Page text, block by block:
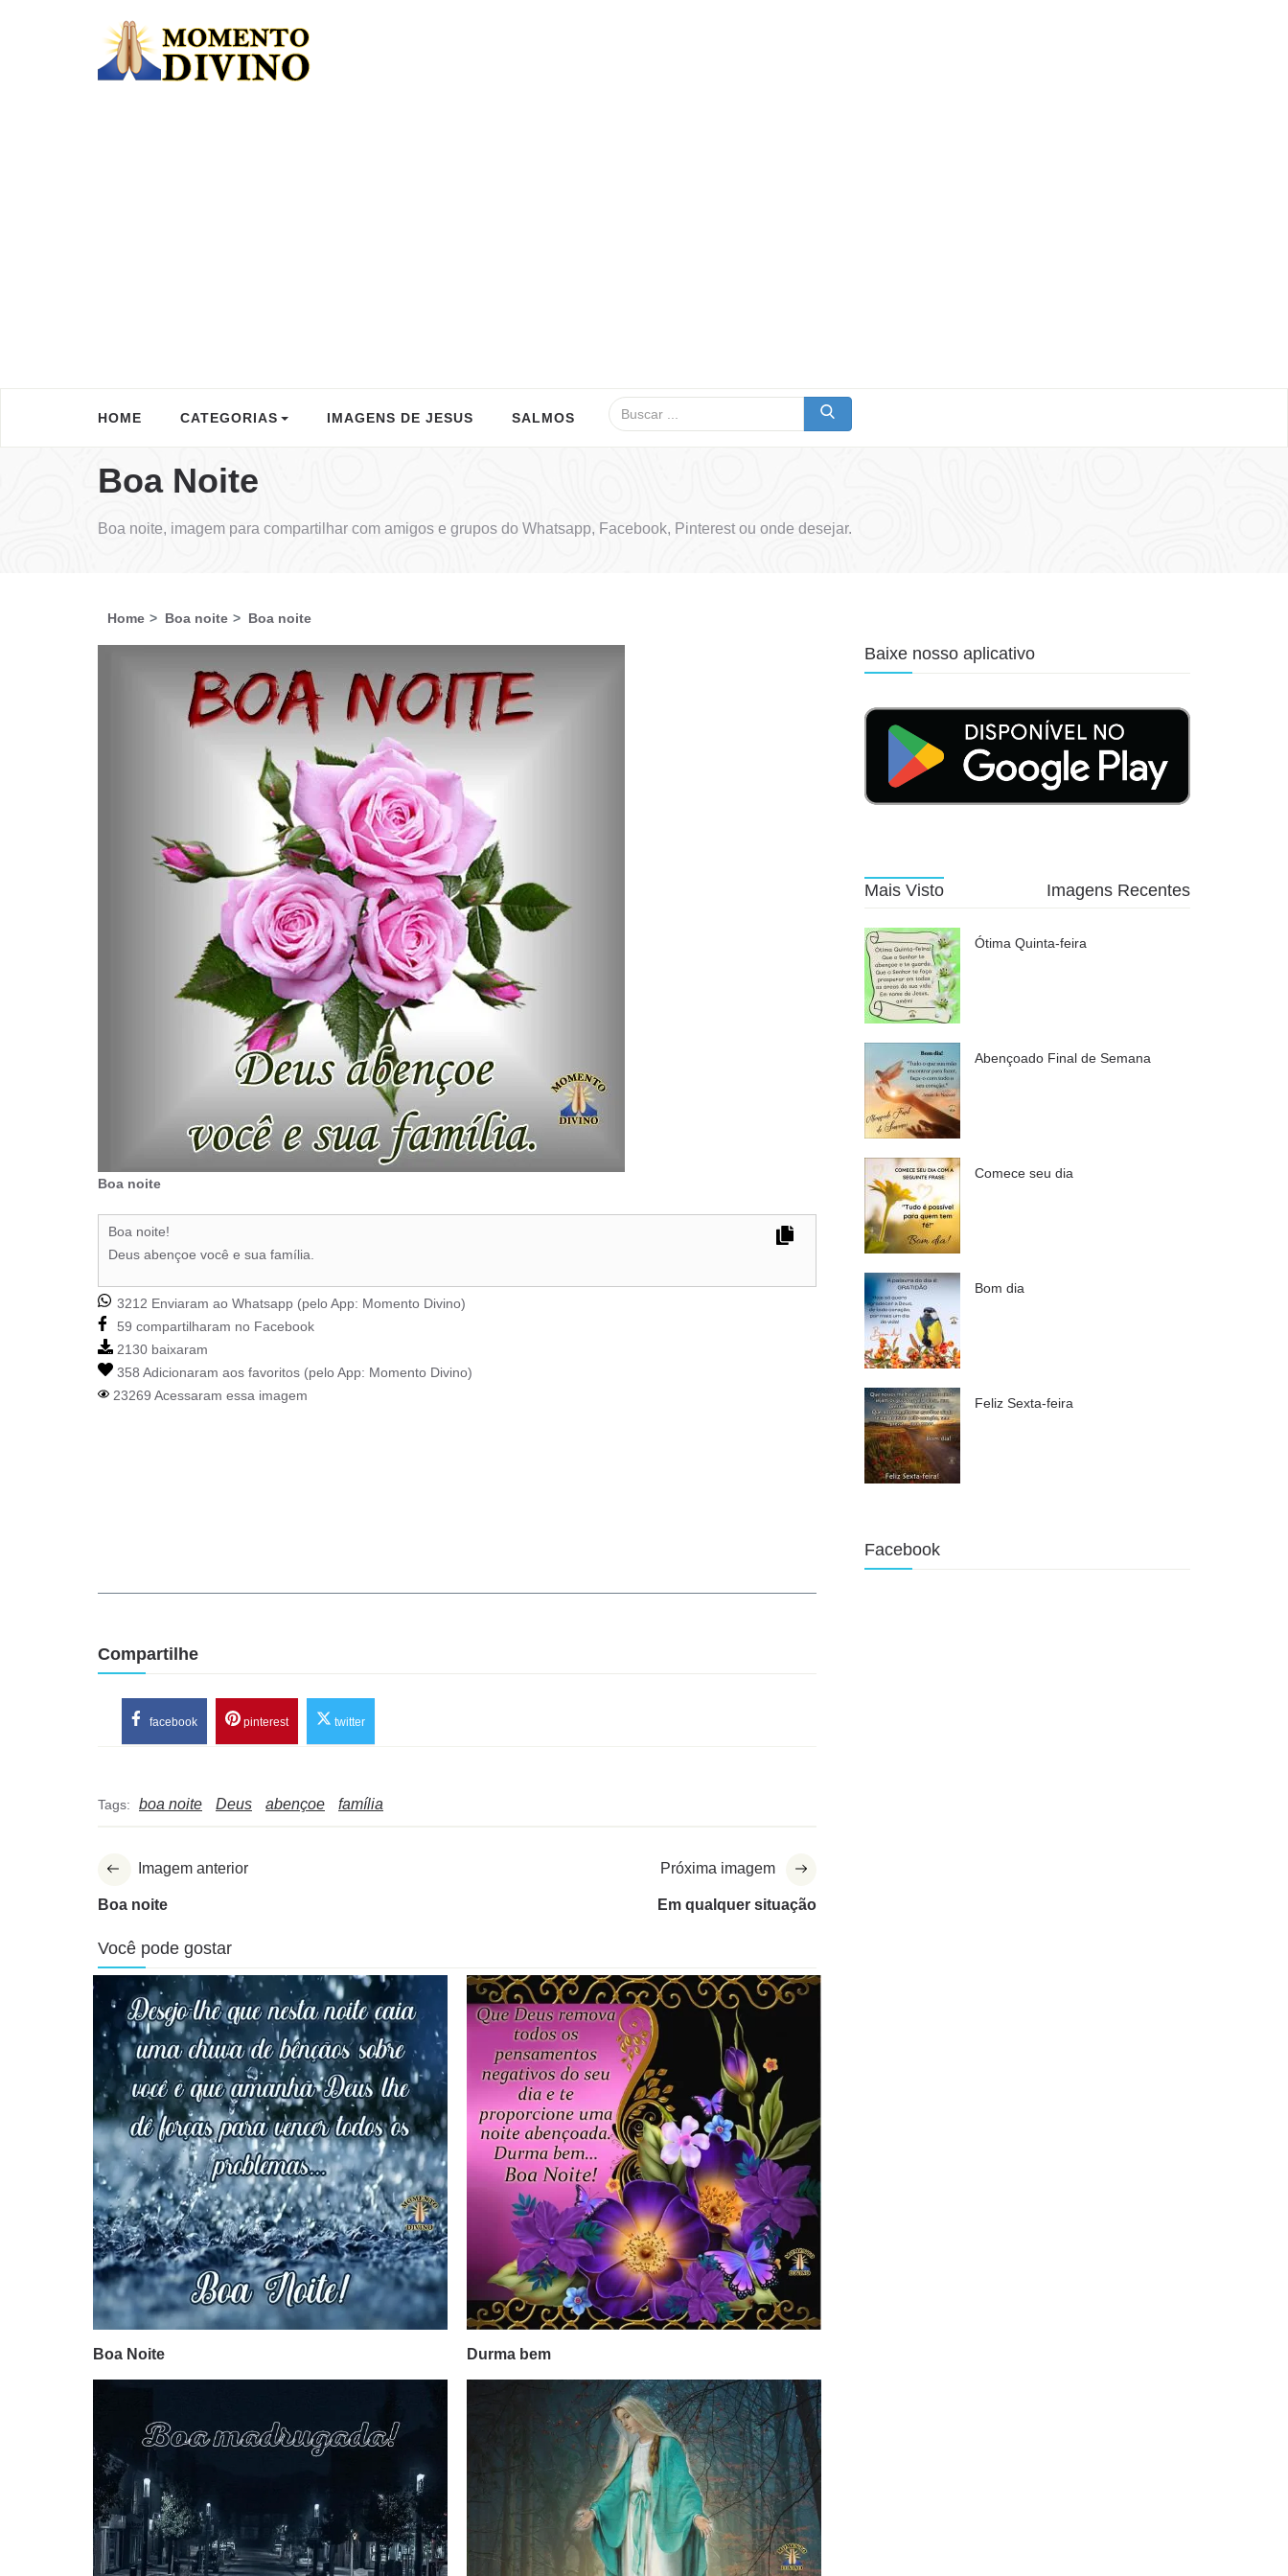
HOME CATEGORIAS IMAGENS DE JESUS SALMOS
Boa Noite
Boa noite, imagem para compartilhar com amigos e grupos do Whatsapp, Facebook, Pinterest ou onde desejar.
Home Boa noite Boa noite
Boa noite
Boa noite!
Deus abençoe você e sua família.
3212 Enviaram ao Whatsapp (pelo App: Momento Divino)
59 compartilharam no Facebook
2130 baixaram
358 Adicionaram aos favoritos (pelo App: Momento Divino)
23269 Acessaram essa imagem
Compartilhe
facebook pinterest twitter
Tags: boa noite Deus abençoe família
Imagem anterior
Boa noite
Próxima imagem
Em qualquer situação
Você pode gostar
Boa Noite Durma bem
Baixe nosso aplicativo
Mais Visto Imagens Recentes
Ótima Quinta-feira
Abençoado Final de Semana
Comece seu dia
Bom dia
Feliz Sexta-feira
Facebook